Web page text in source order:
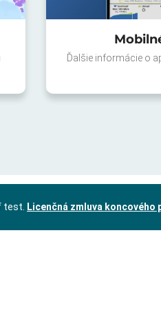
Ďalšie informácie o
test. Licenčná zmluva koncového